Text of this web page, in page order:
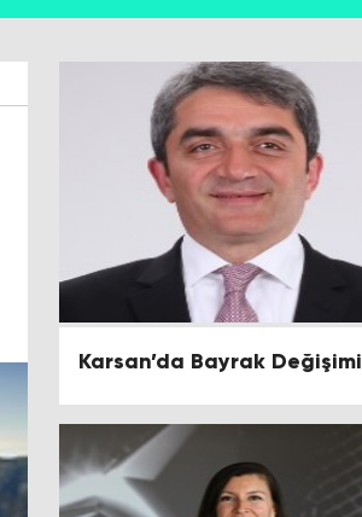
Karsan’da Bayrak Değişimi